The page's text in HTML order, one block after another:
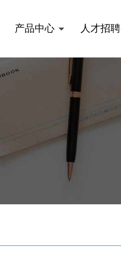
产品中心 人才招聘